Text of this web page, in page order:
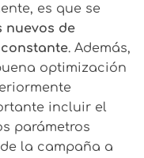
es que se
nuevos de
. Además,
optimización
incluir el
parámetros
la campaña a